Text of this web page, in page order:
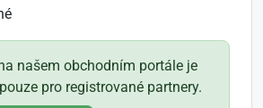
našem obchodním portále je
pro registrované partnery.